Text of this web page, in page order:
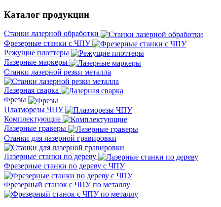
Каталог продукции
Станки лазерной обработки
Фрезерные станки с ЧПУ
Режущие плоттеры
Лазерные маркеры
Станки лазерной резки металла
Лазерная сварка
Фрезы
Плазморезы ЧПУ
Комплектующие
Лазерные граверы
Станки для лазерной гравировки
Лазерные станки по дереву
Фрезерные станки по дереву с ЧПУ
Фрезерный станок с ЧПУ по металлу